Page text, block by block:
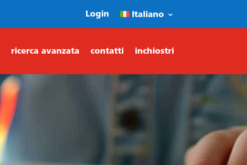
Login Italiano
ricerca avanzata contatti inchiostri